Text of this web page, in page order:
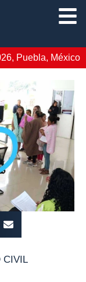
Puebla, México
CIVIL